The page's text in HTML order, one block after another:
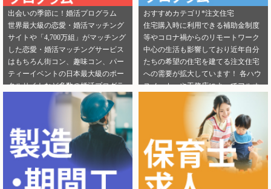
みはこちら」からご登録時のプロフ
ィール欄に 「独占案件・独占条件の
お知らせ」を見たという旨をご入力
ください。 メディパートナーにご登
録いただいている アフィリエイター
様は「お問い合わせはこちら」から
ご連絡ください。
リエイター様は 「お申込みはこち
ら」からご登録時のプロフィール欄
に 注目のカテゴリを見たという旨を
ご入力ください。 メディパートナー
にご登録いただいている アフィリエ
イター様は「お問い合わせはこち
ら」から ご連絡ください。
出会いの季節に！婚活プログラム
世界最大級の恋愛・婚活マッチング
サイトや「4,700万組」がマッチング
した恋愛・婚活マッチングサービス
はもちろん街コン、趣味コン、パー
ティーイベントの日本最大級のポー
タルサイトなど多数の婚活プログラ
ムを取り扱っております！ 新規でご
登録いただくアフィリエイター様は
「お申込みはこちら」からご登録時
のプロフィール欄に注目のカテゴリ
を見たという旨をご入力ください。
メディパートナーにご登録いただい
ているアフィリエイター様は「お問
い合わせはこちら」からご連絡くだ
おすすめカテゴリ*注文住宅
住宅購入時に利用できる補助金制度
等やコロナ禍からのリモートワーク
中心の生活も影響しており近年自分
たちの希望の住宅を建てる注文住宅
への需要が拡大しています！ 各ハウ
スメーカーや工務店によってフルオ
ーダー住宅・セミオーダー住宅など
様々な取扱いがありユーザーの好み
をくみ取って家づくりをサポ―トし
てくれます。 新規でご登録いただく
アフィリエイター様は「お申込みは
こちら」からご登録時のプロフィー
ル欄に注目のカテゴリを見たという
旨をご入力ください。 メディパート